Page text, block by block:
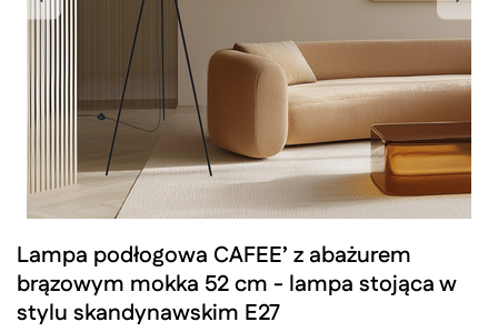
Lampa podłogowa CAFEE’ z abażurem
brązowym mokka 52 cm - lampa stojąca w
stylu skandynawskim E27